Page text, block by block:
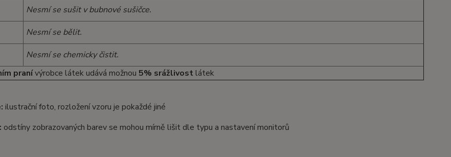
Nesmí se sušit v bubnové sušičce.
Nesmí se bělit.
Nesmí se chemicky čistit.
pranívýrobce látek udává možnou 5% srážlivost látek
ilustrační foto, rozložení vzoru je pokaždé jiné
odstíny zobrazovaných barev se mohou mírně lišit dle typu a nastavení monitorů